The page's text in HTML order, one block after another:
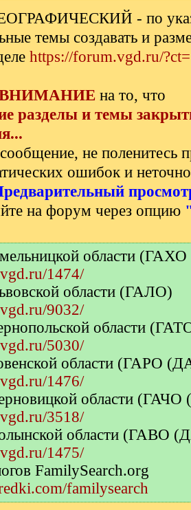
- по
темы создавать и
https://forum.vgd.ru/
ВНИМАНИЕ на то, что
разделы и темы
не поленитесь
ошибок и
на форум через опцию
области
1474/
области (ГАЛО)
9032/
области
5030/
области (ГАРО
1476/
области
3518/
области (ГАВО
1475/
FamilySearch.org
familysearch